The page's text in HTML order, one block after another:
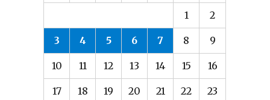
1 2
3 4 5 6 7 8 9
10 11 12 13 14 15 16
17 18 19 20 21 22 23